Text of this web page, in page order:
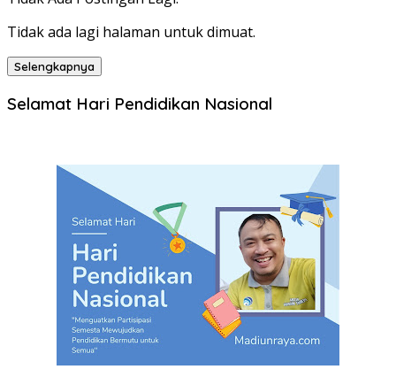
Tidak ada lagi halaman untuk dimuat.
Selengkapnya
Selamat Hari Pendidikan Nasional